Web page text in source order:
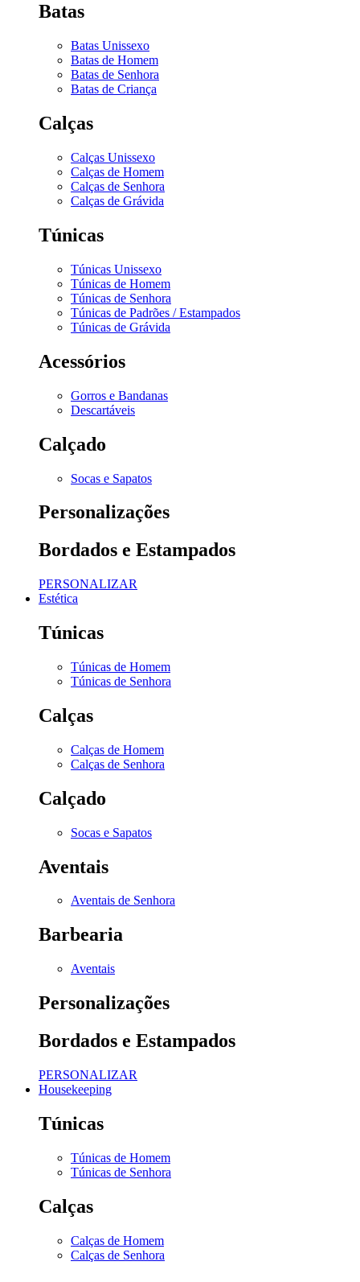
Batas
Batas Unissexo
Batas de Homem
Batas de Senhora
Batas de Criança
Calças
Calças Unissexo
Calças de Homem
Calças de Senhora
Calças de Grávida
Túnicas
Túnicas Unissexo
Túnicas de Homem
Túnicas de Senhora
Túnicas de Padrões / Estampados
Túnicas de Grávida
Acessórios
Gorros e Bandanas
Descartáveis
Calçado
Socas e Sapatos
Personalizações
Bordados e Estampados
PERSONALIZAR
Estética
Túnicas
Túnicas de Homem
Túnicas de Senhora
Calças
Calças de Homem
Calças de Senhora
Calçado
Socas e Sapatos
Aventais
Aventais de Senhora
Barbearia
Aventais
Personalizações
Bordados e Estampados
PERSONALIZAR
Housekeeping
Túnicas
Túnicas de Homem
Túnicas de Senhora
Calças
Calças de Homem
Calças de Senhora